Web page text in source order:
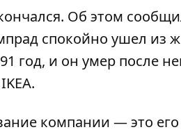
Об этом
спокойно ушел из
год, и он умер после
компании — это